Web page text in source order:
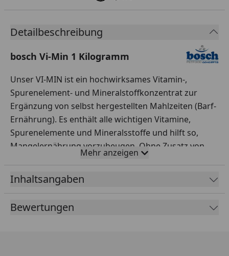
Detailbeschreibung
bosch Vi-Min 1 Kilogramm
Unser VI-MIN ist ein hochwirksames Vitamin-,
Spurenelement- und Mineralstoffkonzentrat zur
Ergänzung von selbst hergestellten Mahlzeiten (Barf-
Ernährung). Es enthält alle wichtigen Vitamine,
Spurenelemente und Mineralsstoffe und hilft so,
Mangelernährung vorzubeugen. Ohne Zusatz von
glutenhaltigem Getreide und somit auch für
ernährungsempfindliche Hunde geeignet. Alle unsere
Produkte sind ausgewogene Vollkost-Produkte,
Mehr anzeigen
Inhaltsangaben
Bewertungen